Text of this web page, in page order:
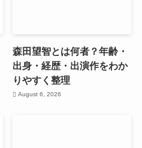
森田望智とは何者？年齢・
出身・経歴・出演作をわか
りやすく整理
August 6, 2026